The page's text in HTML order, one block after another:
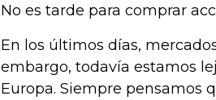
No es tarde para comprar
En los últimos días,
embargo, todavía estamos
Europa. Siempre pensamos